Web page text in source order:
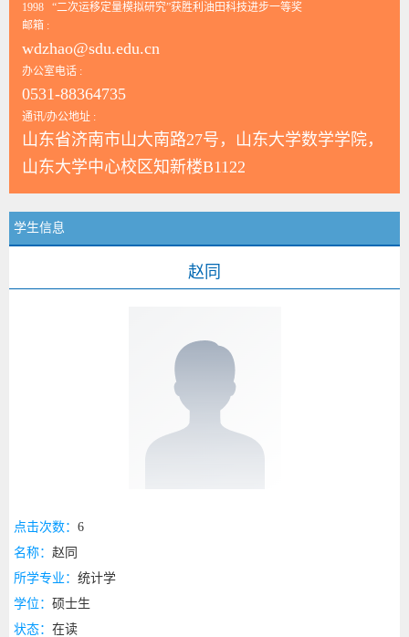
1998 “二次运移定量模拟研究”获胜利油田科技进步一等奖
邮箱 :
wdzhao@sdu.edu.cn
办公室电话 :
0531-88364735
通讯/办公地址 :
山东省济南市山大南路27号，山东大学数学学院，
山东大学中心校区知新楼B1122
学生信息
赵同
点击次数： 6
名称： 赵同
所学专业： 统计学
学位： 硕士生
状态： 在读